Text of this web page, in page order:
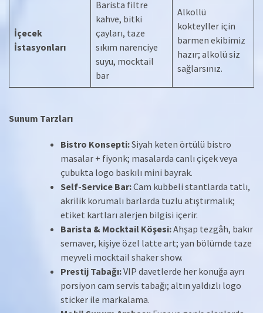
İçecek
İstasyonları
Barista filtre
kahve, bitki
çayları, taze
sıkım narenciye
suyu, mocktail
bar
Alkollü
kokteyller için
barmen ekibimiz
hazır; alkolü siz
sağlarsınız.
Sunum Tarzları
Bistro Konsepti:Siyah keten örtülü bistro
masalar + fiyonk; masalarda canlı çiçek veya
çubukta logo baskılı mini bayrak.
Self-Service Bar:Cam kubbeli stantlarda tatlı,
akrilik korumalı barlarda tuzlu atıştırmalık;
etiket kartları alerjen bilgisi içerir.
Barista & Mocktail Köşesi:Ahşap tezgâh, bakır
semaver, kişiye özel latte art; yan bölümde taze
meyveli mocktail shaker show.
Prestij Tabağı:VIP davetlerde her konuğa ayrı
porsiyon cam servis tabağı; altın yaldızlı logo
sticker ile markalama.